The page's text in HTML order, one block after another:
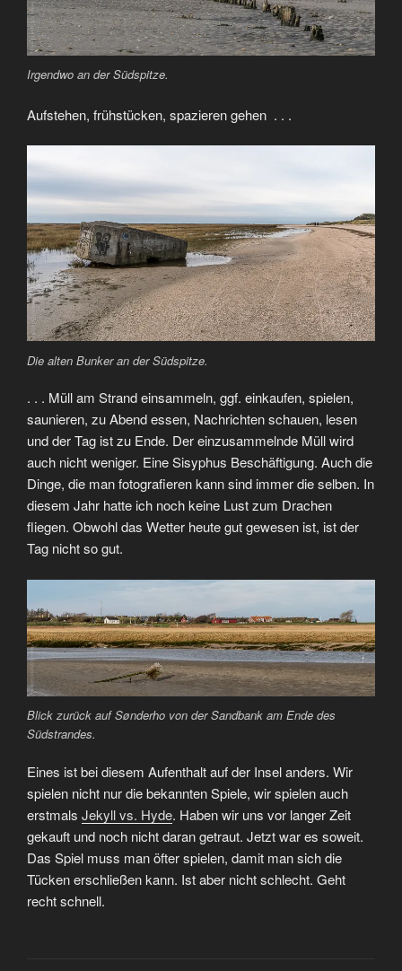
Irgendwo an der Südspitze.
Aufstehen, frühstücken, spazieren gehen . . .
Die alten Bunker an der Südspitze.
. . . Müll am Strand einsammeln, ggf. einkaufen, spielen,
saunieren, zu Abend essen, Nachrichten schauen, lesen
und der Tag ist zu Ende. Der einzusammelnde Müll wird
auch nicht weniger. EineSisyphus Beschäftigung. Auch die
Dinge, die man fotografieren kann sind immer die selben. In
diesem Jahr hatte ich noch keine Lust zum Drachen
fliegen. Obwohl das Wetter heute gut gewesen ist, ist der
Tag nicht so gut.
Blick zurück auf Sønderho von der Sandbank am Ende des
Südstrandes.
Eines ist bei diesem Aufenthalt auf der Insel anders. Wir
spielen nicht nur die bekannten Spiele, wir spielen auch
erstmals Jekyll vs. Hyde. Haben wir uns vor langer Zeit
gekauft und noch nicht daran getraut. Jetzt war es soweit.
Das Spiel muss man öfter spielen, damit man sich die
Tücken erschließen kann. Ist aber nicht schlecht. Geht
recht schnell.